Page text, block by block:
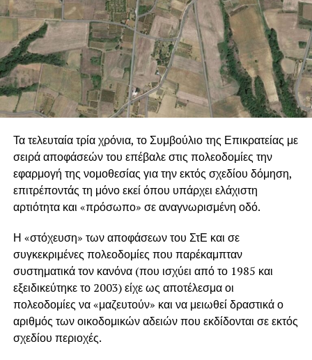
Τα τελευταία τρία χρόνια, το Συμβούλιο της Επικρατείας με
σειρά αποφάσεών του επέβαλε στις πολεοδομίες την
εφαρμογή της νομοθεσίας για την εκτός σχεδίου δόμηση,
επιτρέποντάς τη μόνο εκεί όπου υπάρχει ελάχιστη
αρτιότητα και «πρόσωπο» σε αναγνωρισμένη οδό.
Η «στόχευση» των αποφάσεων του ΣτΕ και σε
συγκεκριμένες πολεοδομίες που παρέκαμπταν
συστηματικά τον κανόνα (που ισχύει από το 1985 και
εξειδικεύτηκε το 2003) είχε ως αποτέλεσμα οι
πολεοδομίες να «μαζευτούν» και να μειωθεί δραστικά ο
αριθμός των οικοδομικών αδειών που εκδίδονται σε εκτός
σχεδίου περιοχές.